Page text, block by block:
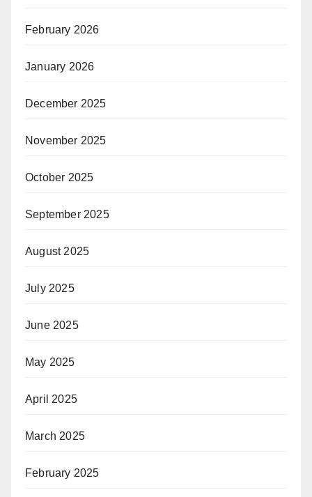
February 2026
January 2026
December 2025
November 2025
October 2025
September 2025
August 2025
July 2025
June 2025
May 2025
April 2025
March 2025
February 2025